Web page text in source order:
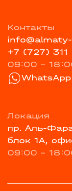
Контакты
+7 (727) 311
09:00 -
WhatsApp
Локация
пр. Аль-
блок 1А,
09:00 -